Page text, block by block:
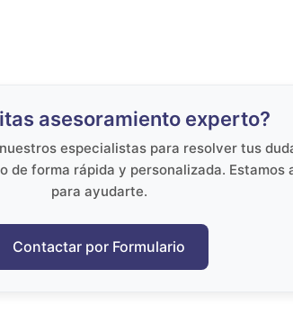
asesoramiento experto?
especialistas para resolver tus
de forma rápida y personalizada. Estamos
para ayudarte.
Contactar por Formulario